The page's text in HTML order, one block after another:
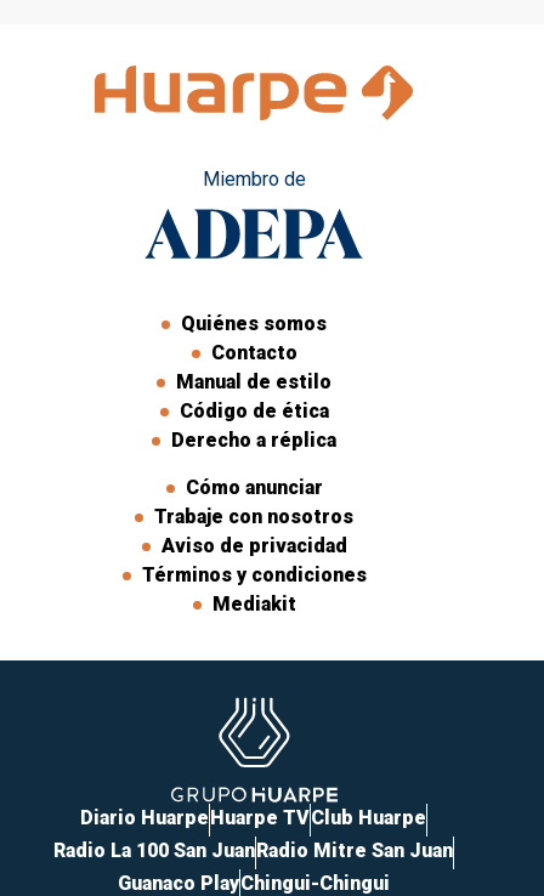
Miembro de
Quiénes somos
Contacto
Manual de estilo
Código de ética
Derecho a réplica
Cómo anunciar
Trabaje con nosotros
Aviso de privacidad
Términos y condiciones
Mediakit
Diario HuarpeHuarpe TVClub Huarpe
Radio La 100 San JuanRadio Mitre San Juan
Guanaco PlayChingui-Chingui